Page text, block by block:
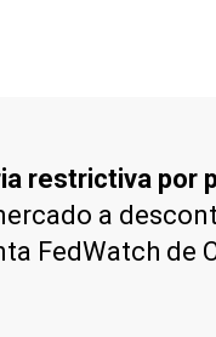
restrictiva por
a
FedWatch de